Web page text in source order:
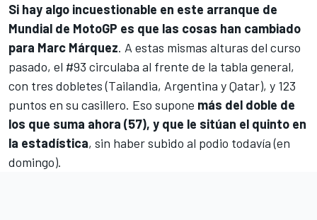
Si hay algo incuestionable en este arranque de
Mundial de MotoGP es que las cosas han cambiado
para Marc Márquez. A estas mismas alturas del curso
pasado, el #93 circulaba al frente de la tabla general,
con tres dobletes (Tailandia, Argentina y Qatar), y 123
puntos en su casillero. Eso supone más del doble de
los que suma ahora (57), y que le sitúan el quinto en
la estadística, sin haber subido al podio todavía (en
domingo).